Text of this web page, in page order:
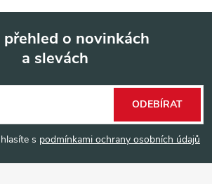
o novinkách
a slevách
s podmínkami ochrany osobních údajů
ODEBÍRAT